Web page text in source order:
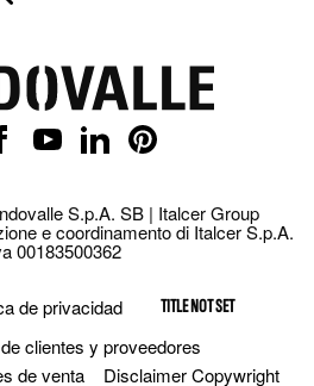
S.p.A. SB | Italcer Group
e coordinamento di Italcer S.p.A.
00183500362
de privacidad TITLE NOT SET
clientes y proveedores
de venta
Disclaimer Copywright